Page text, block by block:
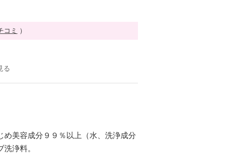
コミ ）
る
め美容成分９９％以上（水、洗浄成分
浄料。